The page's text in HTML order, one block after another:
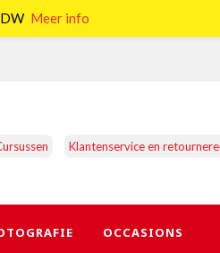
Klantenservice en
OCCASIONS
Meer info